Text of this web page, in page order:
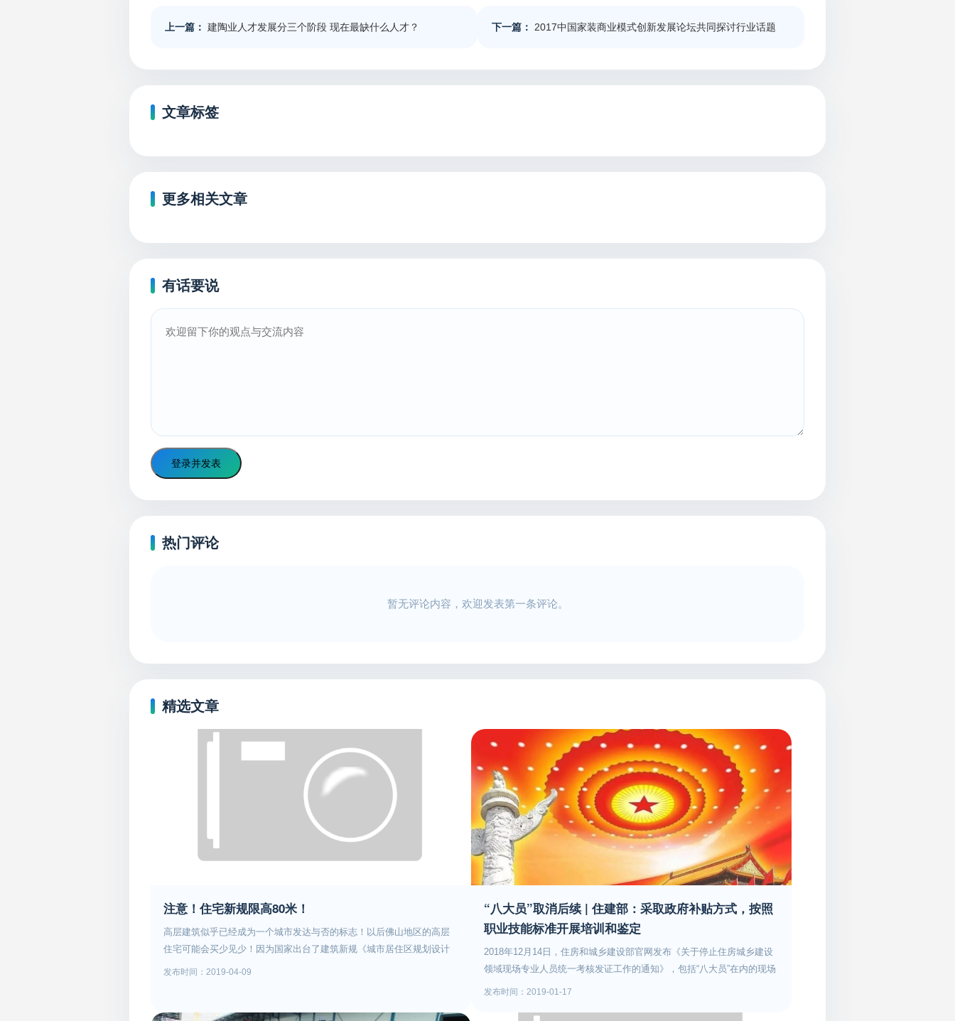
上一篇： 建陶业人才发展分三个阶段 现在最缺什么人才？ 下一篇： 2017中国家装商业模式创新发展论坛共同探讨行业话题
文章标签
更多相关文章
有话要说
登录并发表
热门评论
暂无评论内容，欢迎发表第一条评论。
精选文章
注意！住宅新规限高80米！
高层建筑似乎已经成为一个城市发达与否的标志！以后佛山地区的高层
住宅可能会买少见少！因为国家出台了建筑新规《城市居住区规划设计
标准》其中规定明确提到新建住宅建筑高度最大值不超过80米的规定
设计标准》这意味着对小区环境规划建设上有了很大的空间限制，以后
发布时间：2019-04-09
“八大员”取消后续 | 住建部：采取政府补贴方式，按照
职业技能标准开展培训和鉴定
2018年12月14日，住房和城乡建设部官网发布《关于停止住房城乡建设
领域现场专业人员统一考核发证工作的通知》，包括“八大员”在内的现场
专业人员全部停考、停止发证。以“八大员”为例，是在《国家职业资格目
发布时间：2019-01-17